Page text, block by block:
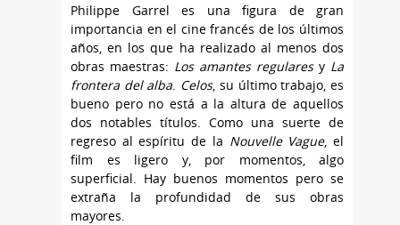
Philippe Garrel es una figura de gran
importancia en el cine francés de los últimos
años, en los que ha realizado al menos dos
obras maestras: Los amantes regulares y La
frontera del alba. Celos, su último trabajo, es
bueno pero no está a la altura de aquellos
dos notables títulos. Como una suerte de
regreso al espíritu de la Nouvelle Vague, el
film es ligero y, por momentos, algo
superficial. Hay buenos momentos pero se
extraña la profundidad de sus obras
mayores.